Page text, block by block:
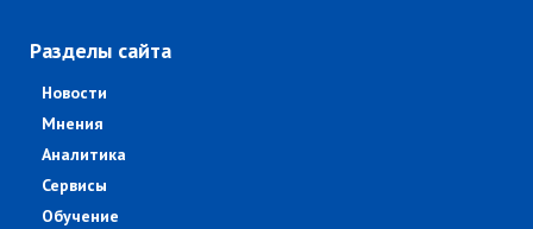
Разделы сайта
Новости
Мнения
Аналитика
Сервисы
Обучение